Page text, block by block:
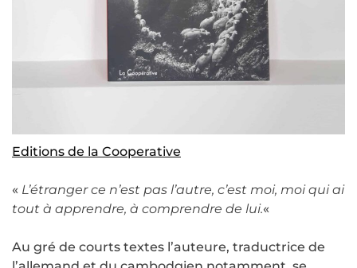
Editions de la Cooperative
« L’étranger ce n’est pas l’autre, c’est moi, moi qui ai
tout à apprendre, à comprendre de lui.«
Au gré de courts textes l’auteure, traductrice de